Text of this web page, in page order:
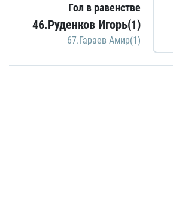
Гол в равенстве
46.Руденков Игорь(1)
67.Гараев Амир(1)